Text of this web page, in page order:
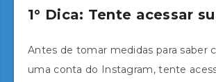
1° Dica: Tente acessar
Antes de tomar medidas para saber
uma conta do Instagram, tente